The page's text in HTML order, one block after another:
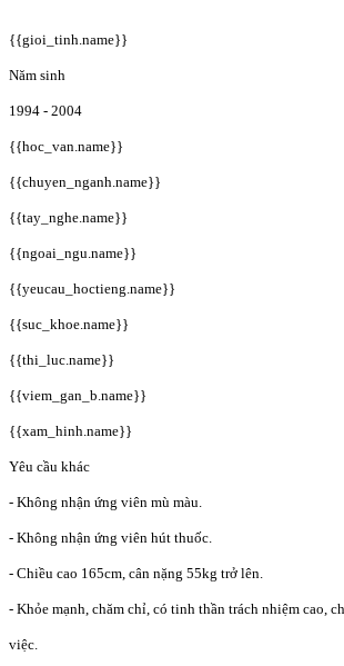
{{gioi_tinh.name}}
Năm sinh
1994 - 2004
{{hoc_van.name}}
{{chuyen_nganh.name}}
{{tay_nghe.name}}
{{ngoai_ngu.name}}
{{yeucau_hoctieng.name}}
{{suc_khoe.name}}
{{thi_luc.name}}
{{viem_gan_b.name}}
{{xam_hinh.name}}
Yêu cầu khác
- Không nhận ứng viên mù màu.
- Không nhận ứng viên hút thuốc.
- Chiều cao 165cm, cân nặng 55kg trở lên.
- Khỏe mạnh, chăm chỉ, có tinh thần trách nhiệm cao,
việc.